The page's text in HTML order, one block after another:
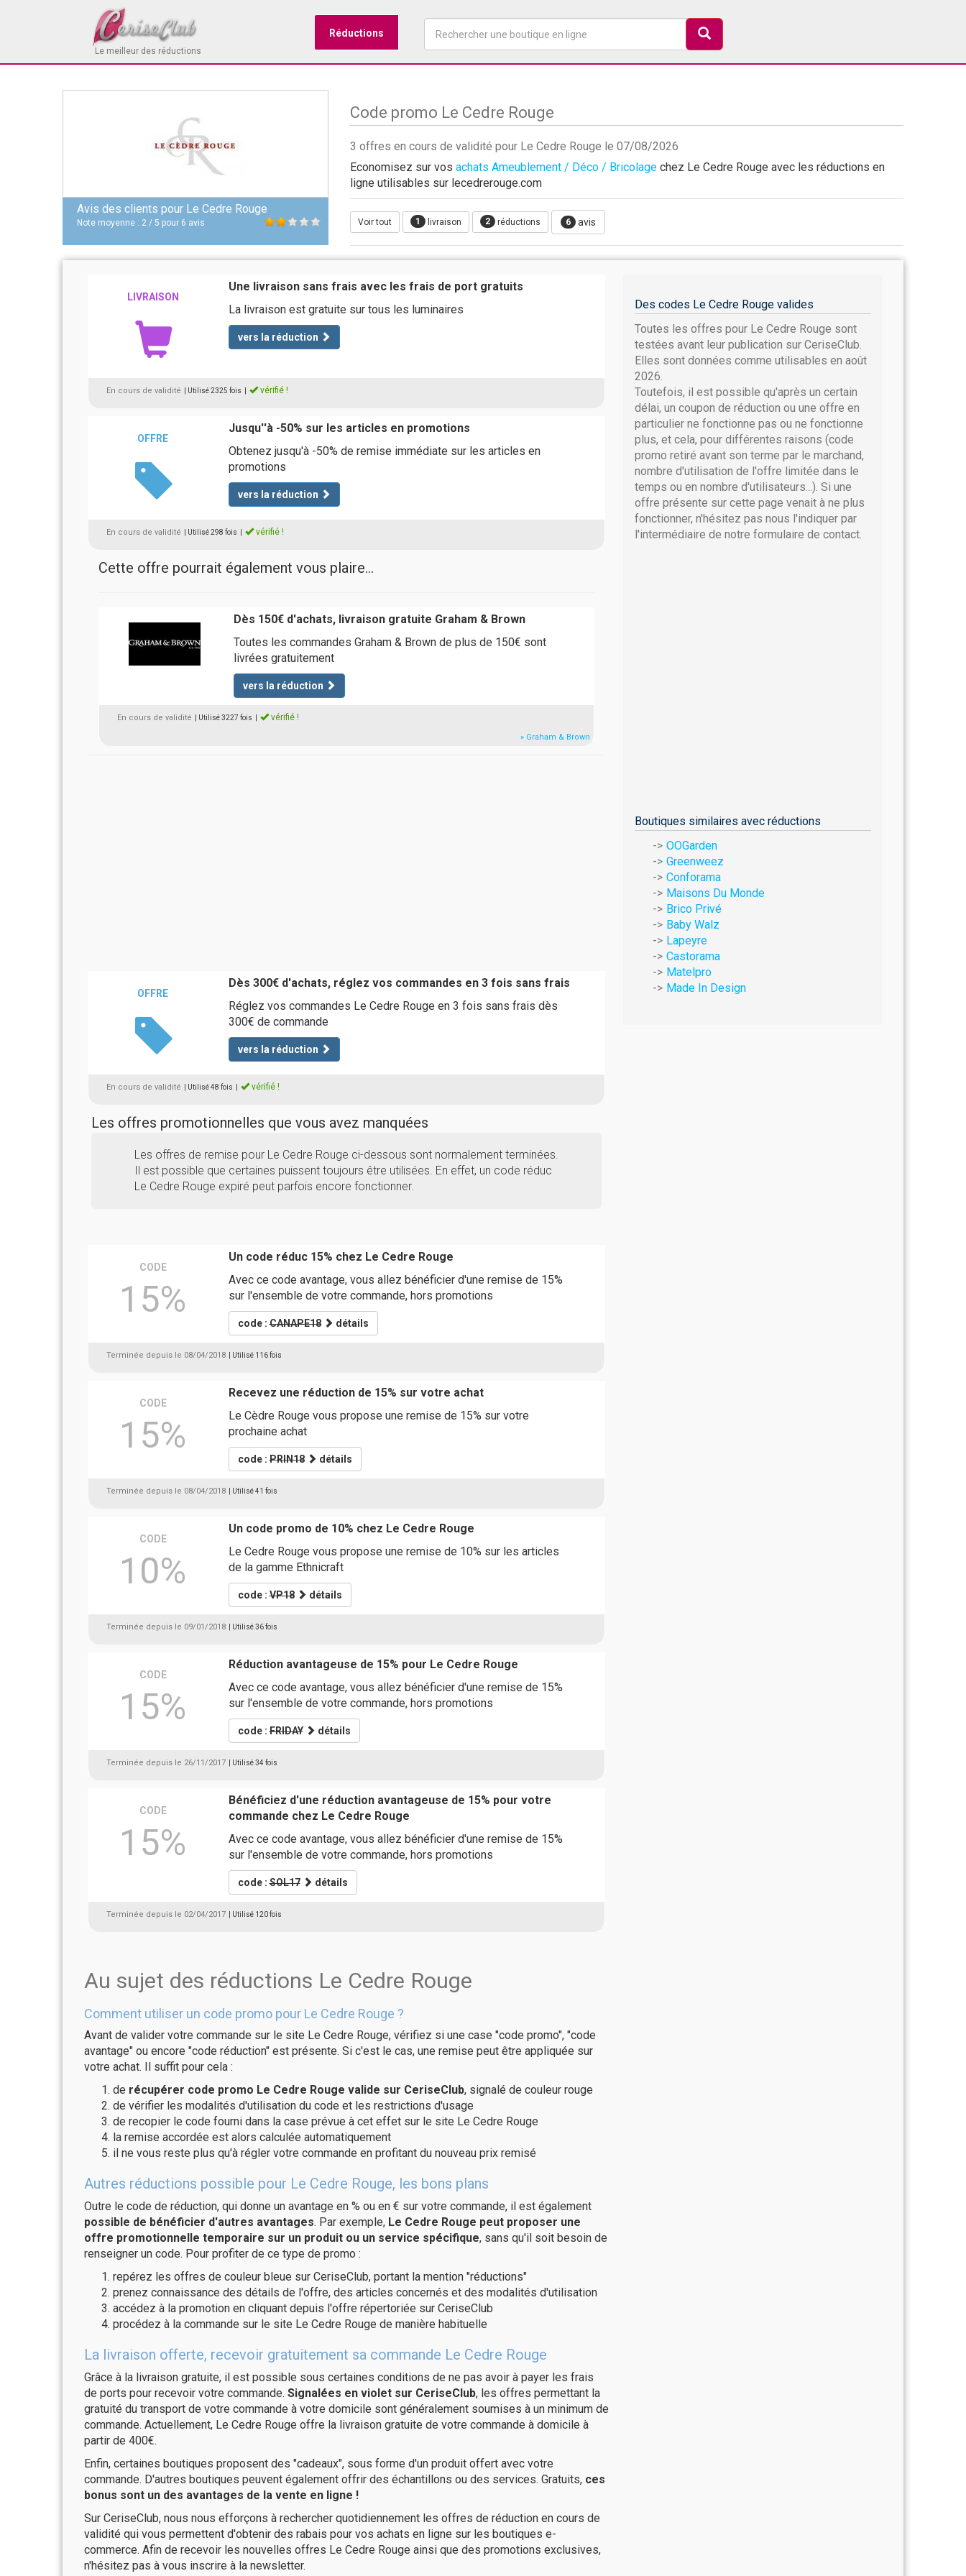
Le meilleur des réductions
Réductions
Avis des clients pour Le Cedre Rouge
Note moyenne : 2 / 5 pour 6 avis
Code promo Le Cedre Rouge
3 offres en cours de validité pour Le Cedre Rouge le 07/08/2026
Economisez sur vos achats Ameublement / Déco / Bricolage chez Le Cedre Rouge avec les réductions en
ligne utilisables sur lecedrerouge.com
Voir tout 1 livraison 2 réductions 6 avis
LIVRAISON
Une livraison sans frais avec les frais de port gratuits
La livraison est gratuite sur tous les luminaires
vers la réduction
En cours de validité | Utilisé 2325 fois vérifié !
OFFRE
Jusqu''à -50% sur les articles en promotions
Obtenez jusqu'à -50% de remise immédiate sur les articles en
promotions
vers la réduction
En cours de validité | Utilisé 298 fois vérifié !
Cette offre pourrait également vous plaire...
Dès 150€ d'achats, livraison gratuite Graham & Brown
Toutes les commandes Graham & Brown de plus de 150€ sont
livrées gratuitement
vers la réduction
En cours de validité | Utilisé 3227 fois vérifié !
» Graham & Brown
OFFRE
Dès 300€ d'achats, réglez vos commandes en 3 fois sans frais
Réglez vos commandes Le Cedre Rouge en 3 fois sans frais dès
300€ de commande
vers la réduction
En cours de validité | Utilisé 48 fois vérifié !
Les offres promotionnelles que vous avez manquées
Les offres de remise pour Le Cedre Rouge ci-dessous sont normalement terminées.
Il est possible que certaines puissent toujours être utilisées. En effet, un code réduc
Le Cedre Rouge expiré peut parfois encore fonctionner.
CODE
15%
Un code réduc 15% chez Le Cedre Rouge
Avec ce code avantage, vous allez bénéficier d'une remise de 15%
sur l'ensemble de votre commande, hors promotions
code :CANAPE18 détails
Terminée depuis le 08/04/2018 | Utilisé 116 fois
CODE
15%
Recevez une réduction de 15% sur votre achat
Le Cèdre Rouge vous propose une remise de 15% sur votre
prochaine achat
code :PRIN18 détails
Terminée depuis le 08/04/2018 | Utilisé 41 fois
CODE
10%
Un code promo de 10% chez Le Cedre Rouge
Le Cedre Rouge vous propose une remise de 10% sur les articles
de la gamme Ethnicraft
code :VP18 détails
Terminée depuis le 09/01/2018 | Utilisé 36 fois
CODE
15%
Réduction avantageuse de 15% pour Le Cedre Rouge
Avec ce code avantage, vous allez bénéficier d'une remise de 15%
sur l'ensemble de votre commande, hors promotions
code :FRIDAY détails
Terminée depuis le 26/11/2017 | Utilisé 34 fois
CODE
15%
Bénéficiez d'une réduction avantageuse de 15% pour votre
commande chez Le Cedre Rouge
Avec ce code avantage, vous allez bénéficier d'une remise de 15%
sur l'ensemble de votre commande, hors promotions
code :SOL17 détails
Terminée depuis le 02/04/2017 | Utilisé 120 fois
Au sujet des réductions Le Cedre Rouge
Comment utiliser un code promo pour Le Cedre Rouge ?
Avant de valider votre commande sur le site Le Cedre Rouge, vérifiez si une case "code promo", "code
avantage" ou encore "code réduction" est présente. Si c'est le cas, une remise peut être appliquée sur
votre achat. Il suffit pour cela :
de récupérer code promo Le Cedre Rouge valide sur CeriseClub, signalé de couleur rouge
de vérifier les modalités d'utilisation du code et les restrictions d'usage
de recopier le code fourni dans la case prévue à cet effet sur le site Le Cedre Rouge
la remise accordée est alors calculée automatiquement
il ne vous reste plus qu'à régler votre commande en profitant du nouveau prix remisé
Autres réductions possible pour Le Cedre Rouge, les bons plans
Outre le code de réduction, qui donne un avantage en % ou en € sur votre commande, il est également
possible de bénéficier d'autres avantages. Par exemple, Le Cedre Rouge peut proposer une
offre promotionnelle temporaire sur un produit ou un service spécifique, sans qu'il soit besoin de
renseigner un code. Pour profiter de ce type de promo :
repérez les offres de couleur bleue sur CeriseClub, portant la mention "réductions"
prenez connaissance des détails de l'offre, des articles concernés et des modalités d'utilisation
accédez à la promotion en cliquant depuis l'offre répertoriée sur CeriseClub
procédez à la commande sur le site Le Cedre Rouge de manière habituelle
La livraison offerte, recevoir gratuitement sa commande Le Cedre Rouge
Grâce à la livraison gratuite, il est possible sous certaines conditions de ne pas avoir à payer les frais
de ports pour recevoir votre commande. Signalées en violet sur CeriseClub, les offres permettant la
gratuité du transport de votre commande à votre domicile sont généralement soumises à un minimum de
commande. Actuellement, Le Cedre Rouge offre la livraison gratuite de votre commande à domicile à
partir de 400€.
Enfin, certaines boutiques proposent des "cadeaux", sous forme d'un produit offert avec votre
commande. D'autres boutiques peuvent également offrir des échantillons ou des services. Gratuits, ces
bonus sont un des avantages de la vente en ligne !
Sur CeriseClub, nous nous efforçons à rechercher quotidiennement les offres de réduction en cours de
validité qui vous permettent d'obtenir des rabais pour vos achats en ligne sur les boutiques e-
commerce. Afin de recevoir les nouvelles offres Le Cedre Rouge ainsi que des promotions exclusives,
n'hésitez pas à vous inscrire à la newsletter.
Des codes Le Cedre Rouge valides
Toutes les offres pour Le Cedre Rouge sont
testées avant leur publication sur CeriseClub.
Elles sont données comme utilisables en août
2026.
Toutefois, il est possible qu'après un certain
délai, un coupon de réduction ou une offre en
particulier ne fonctionne pas ou ne fonctionne
plus, et cela, pour différentes raisons (code
promo retiré avant son terme par le marchand,
nombre d'utilisation de l'offre limitée dans le
temps ou en nombre d'utilisateurs...). Si une
offre présente sur cette page venait à ne plus
fonctionner, n'hésitez pas nous l'indiquer par
l'intermédiaire de notre formulaire de contact.
Boutiques similaires avec réductions
OOGarden
Greenweez
Conforama
Maisons Du Monde
Brico Privé
Baby Walz
Lapeyre
Castorama
Matelpro
Made In Design